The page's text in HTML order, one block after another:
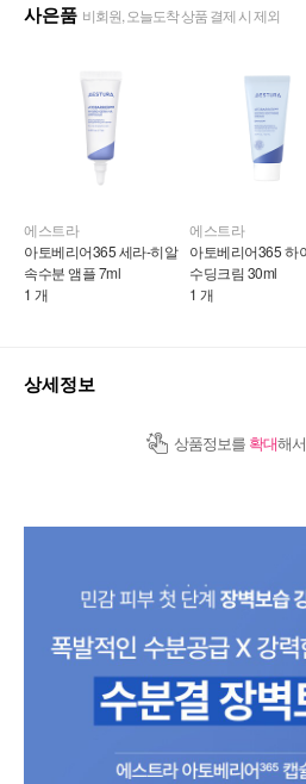
사은품 비회원, 오늘도착 상품 결제 시 제외
에스트라
아토베리어365 세라-히알
속수분 앰플 7ml
1 개
에스트라
아토베리어365 하
수딩크림 30ml
1 개
상세정보
상품정보를 확대해